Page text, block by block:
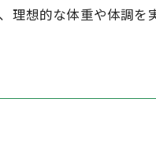
理想的な体重や体調を